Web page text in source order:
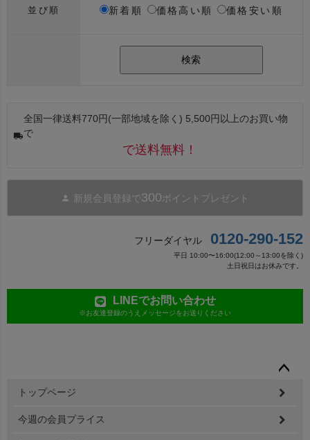
並び順 新着順 価格高い順 価格安い順
検索
全国一律送料770円(一部地域を除く) 5,500円以上のお買い物
で
で送料無料！
新規会員登録で300ポイントプレゼント
フリーダイヤル 0120-290-152
平日 10:00〜16:00(12:00～13:00を除く)
土日祝日はお休みです。
LINEでお問い合わせ
※お友達登録のうえメッセージをお送りください
ペー
ップ
トップページ
今週の会員プライス